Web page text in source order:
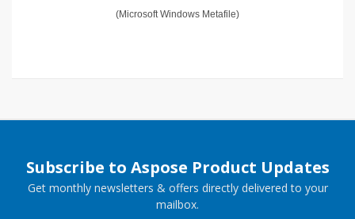
(Microsoft Windows Metafile)
Subscribe to Aspose Product Updates
Get monthly newsletters & offers directly delivered to your
mailbox.